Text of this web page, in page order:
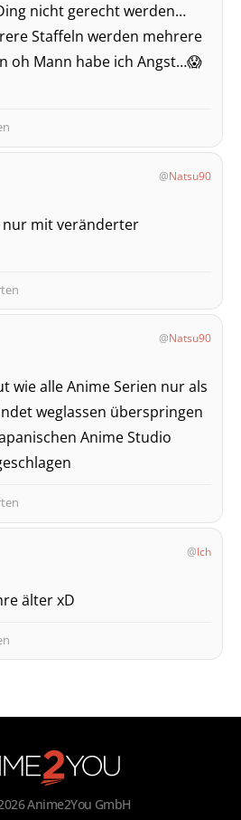
nicht gerecht werden…
Staffeln werden mehrere
oh Mann habe ich Angst…😱
Natsu90
nur mit veränderter
Natsu90
wie alle Anime Serien nur als
weglassen überspringen
Anime Studio
Ich
älter xD
Anime2You GmbH